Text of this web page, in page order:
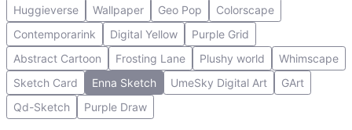
Huggieverse
Wallpaper Geo Pop
Colorscape
Contemporarink
Digital Yellow
Purple Grid
Abstract Cartoon
Frosting Lane Plushy world
Whimscape
Sketch Card
Enna Sketch UmeSky Digital Art
GArt
Qd-Sketch
Purple Draw